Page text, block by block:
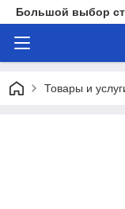
Большой выбор
Товары и